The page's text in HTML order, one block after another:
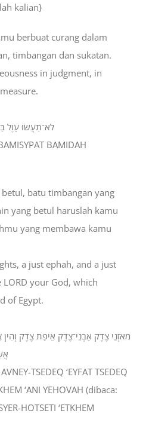
kalian}
berbuat curang dalam
timbangan dan sukatan.
in judgment, in
לֹא־תַעֲשׂוּ עָוֶל
BAMIDAH
betul, batu timbangan yang
yang betul haruslah kamu
yang membawa kamu
a just ephah, and a just
your God, which
of Egypt.
מֹאזְנֵי צֶדֶק אַבְנֵי־צֶדֶק אֵיפַת צֶדֶק
TSEDEQ ‘EYFAT TSEDEQ
‘ANI YEHOVAH (dibaca:
HOTSETI ‘ETKHEM